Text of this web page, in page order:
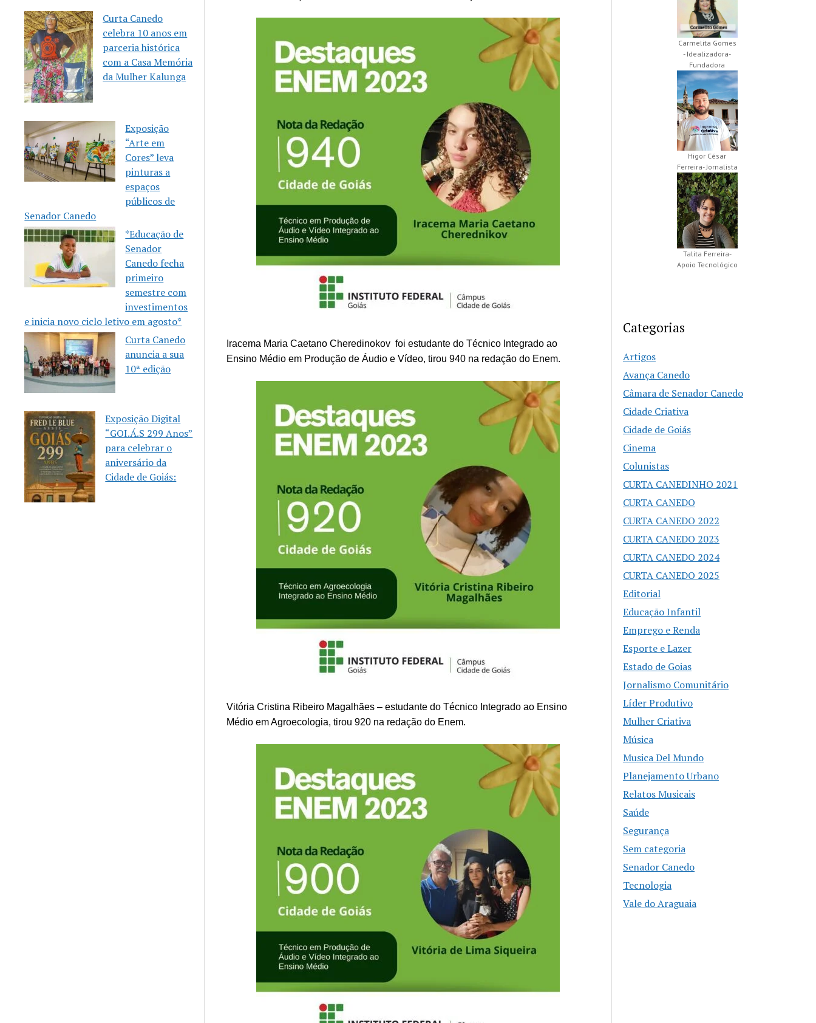
Curta Canedo
celebra 10 anos em
parceria histórica
com a Casa Memória
da Mulher Kalunga
Exposição
“Arte em
Cores” leva
pinturas a
espaços
públicos de
Senador Canedo
*Educação de
Senador
Canedo fecha
primeiro
semestre com
investimentos
e inicia novo ciclo letivo em agosto*
Curta Canedo
anuncia a sua
10ª edição
Exposição Digital
“GOI.Á.S 299 Anos”
para celebrar o
aniversário da
Cidade de Goiás:
Iracema Maria Caetano Cheredinokov foi estudante do Técnico Integrado ao
Ensino Médio em Produção de Áudio e Vídeo, tirou 940 na redação do Enem.
Vitória Cristina Ribeiro Magalhães – estudante do Técnico Integrado ao Ensino
Médio em Agroecologia, tirou 920 na redação do Enem.
Carmelita Gomes
- Idealizadora-
Fundadora
Higor César
Ferreira- Jornalista
Talita Ferreira-
Apoio Tecnológico
Categorias
Artigos
Avança Canedo
Câmara de Senador Canedo
Cidade Criativa
Cidade de Goiás
Cinema
Colunistas
CURTA CANEDINHO 2021
CURTA CANEDO
CURTA CANEDO 2022
CURTA CANEDO 2023
CURTA CANEDO 2024
CURTA CANEDO 2025
Editorial
Educação Infantil
Emprego e Renda
Esporte e Lazer
Estado de Goias
Jornalismo Comunitário
Líder Produtivo
Mulher Criativa
Música
Musica Del Mundo
Planejamento Urbano
Relatos Musicais
Saúde
Segurança
Sem categoria
Senador Canedo
Tecnologia
Vale do Araguaia